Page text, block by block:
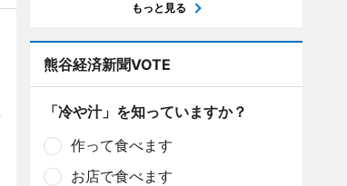
もっと見る
熊谷経済新聞VOTE
「冷や汁」を知っていますか？
作って食べます
お店で食べます